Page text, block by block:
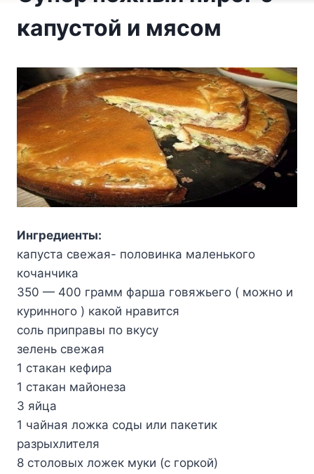
капустой и мясом
Ингредиенты:
капуста свежая- половинка маленького
кочанчика
350 — 400 грамм фарша говяжьего ( можно и
куринного ) какой нравится
соль приправы по вкусу
зелень свежая
1 стакан кефира
1 стакан майонеза
3 яйца
1 чайная ложка соды или пакетик
разрыхлителя
8 столовых ложек муки (с горкой)